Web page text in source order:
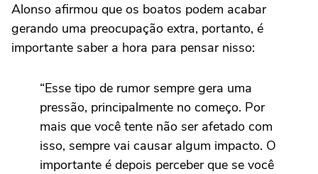
Alonso afirmou que os boatos podem acabar
gerando uma preocupação extra, portanto, é
importante saber a hora para pensar nisso:
“Esse tipo de rumor sempre gera uma
pressão, principalmente no começo. Por
mais que você tente não ser afetado com
isso, sempre vai causar algum impacto. O
importante é depois perceber que se você